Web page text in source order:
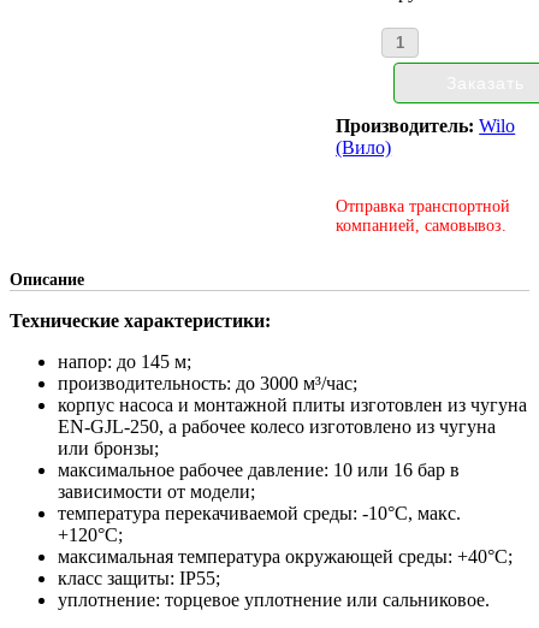
Производитель:Wilo
(Вило)
Отправка транспортной
компанией, самовывоз.
Описание
Технические характеристики:
напор: до 145 м;
производительность: до 3000 м³/час;
корпус насоса и монтажной плиты изготовлен из чугуна
EN-GJL-250, а рабочее колесо изготовлено из чугуна
или бронзы;
максимальное рабочее давление: 10 или 16 бар в
зависимости от модели;
температура перекачиваемой среды: -10°С, макс.
+120°С;
максимальная температура окружающей среды: +40°С;
класс защиты: IP55;
уплотнение: торцевое уплотнение или сальниковое.